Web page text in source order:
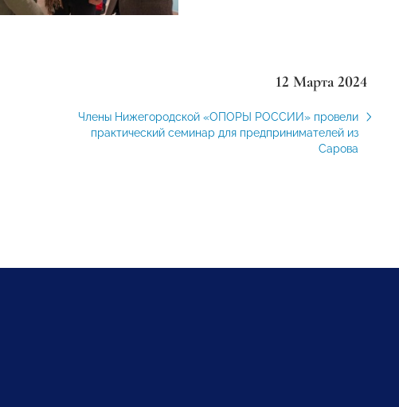
12 Марта 2024
Члены Нижегородской «ОПОРЫ РОССИИ» провели
практический семинар для предпринимателей из
Сарова